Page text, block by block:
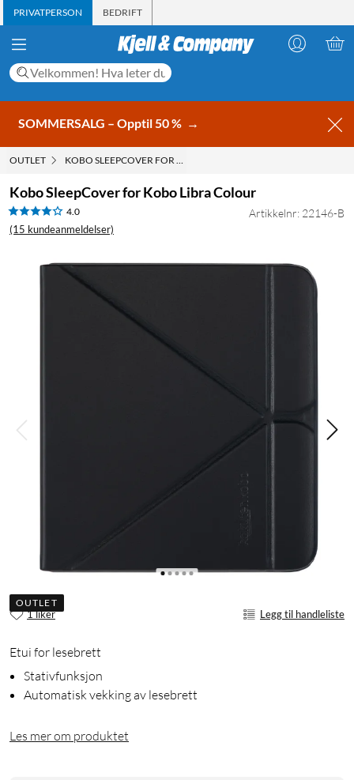
PRIVATPERSON BEDRIFT
SOMMERSALG – Opptil 50 % →
OUTLET KOBO SLEEPCOVER FOR KOBO LIBRA COLOUR
Kobo SleepCover for Kobo Libra Colour
4.0
(15 kundeanmeldelser)
Artikkelnr: 22146-B
OUTLET
1 liker Legg til handleliste
Etui for lesebrett
Stativfunksjon
Automatisk vekking av lesebrett
Les mer om produktet